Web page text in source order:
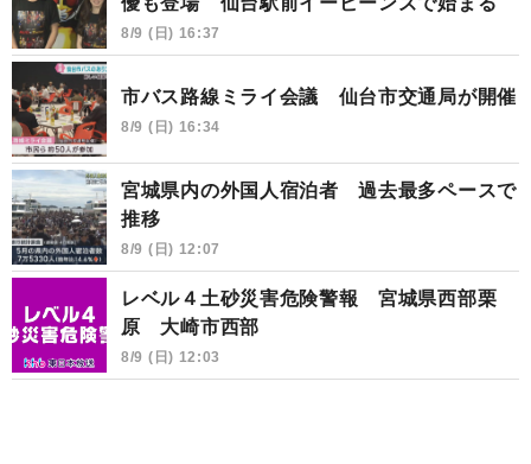
8/9 (日) 16:37
市バス路線ミライ会議 仙台市交通局が開催
8/9 (日) 16:34
宮城県内の外国人宿泊者 過去最多ペースで
推移
8/9 (日) 12:07
レベル４土砂災害危険警報 宮城県西部栗
原 大崎市西部
8/9 (日) 12:03